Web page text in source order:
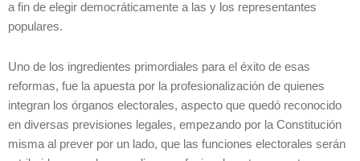
a fin de elegir democráticamente a las y los representantes
populares.
Uno de los ingredientes primordiales para el éxito de esas
reformas, fue la apuesta por la profesionalización de quienes
integran los órganos electorales, aspecto que quedó reconocido
en diversas previsiones legales, empezando por la Constitución
misma al prever por un lado, que las funciones electorales serán